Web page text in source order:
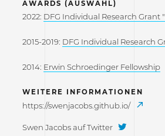
AWARDS (AUSWAHL)
2022: DFG Individual Research Grant
2015-2019: DFG Individual Research
2014: Erwin Schroedinger Fellowship
WEITERE INFORMATIONEN
https://swenjacobs.github.io/
Swen Jacobs auf Twitter